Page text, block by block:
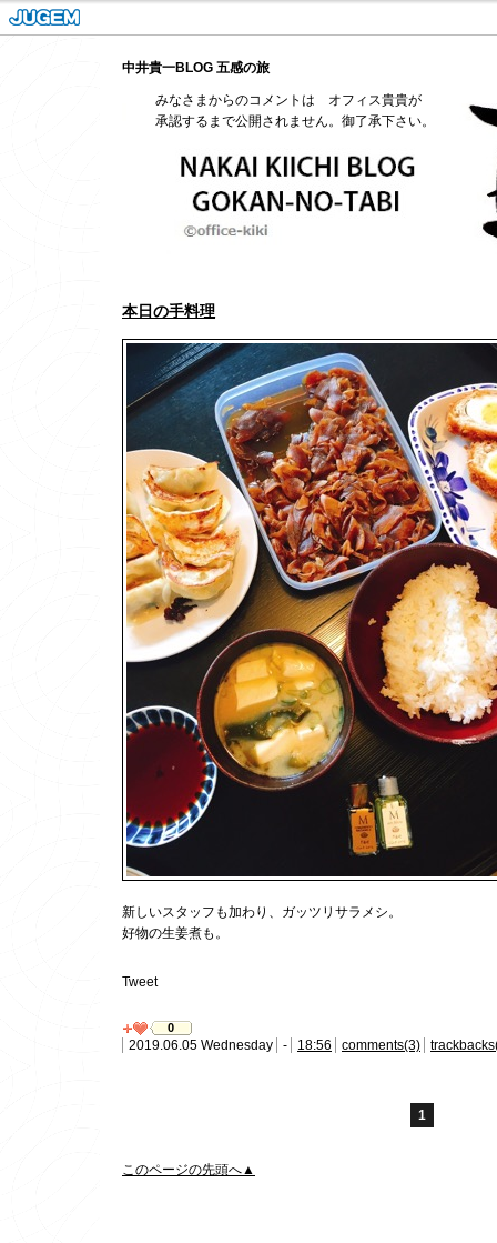
中井貴一BLOG 五感の旅
みなさまからのコメントは オフィス貴貴が
承認するまで公開されません。御了承下さい。
本日の手料理
新しいスタッフも加わり、ガッツリサラメシ。
好物の生姜煮も。
Tweet
0
2019.06.05 Wednesday - 18:56 comments(3)
1
このページの先頭へ▲